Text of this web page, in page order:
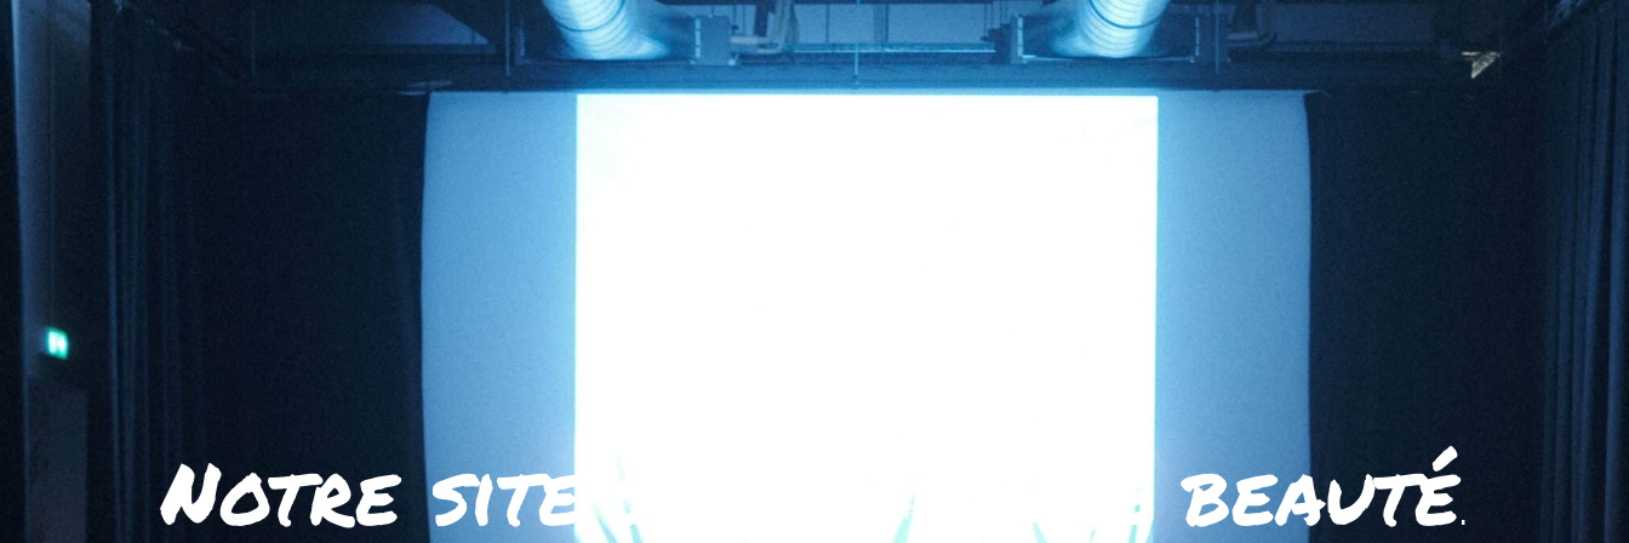
Notre site se refait une beauté.